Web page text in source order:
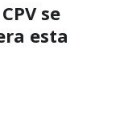
se
esta